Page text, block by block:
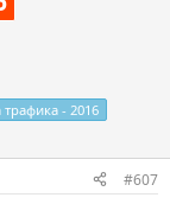
трафика - 2016
#607